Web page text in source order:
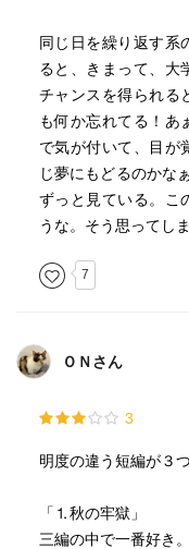
同じ日を繰り返す系
ると、きまって、大
チャンスを得られる
も何か忘れてる！あ
で気が付いて、目が
じ夢にもどるのかな
ずっと見ている。こ
うな。そう思ってし
7
ＯＮさん
3
明度の違う短編が３つ
「⒈秋の牢獄」
三編の中で一番好き。